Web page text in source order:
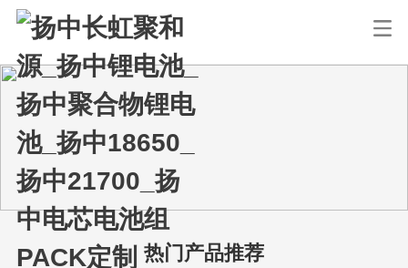
热门产品推荐